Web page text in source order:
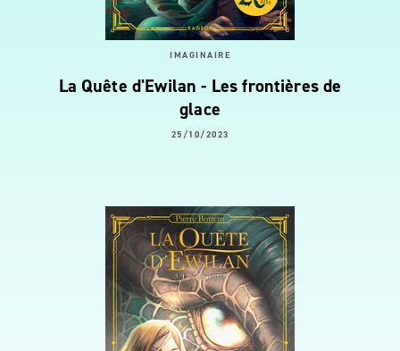
IMAGINAIRE
La Quête d'Ewilan - Les frontières de
glace
25/10/2023